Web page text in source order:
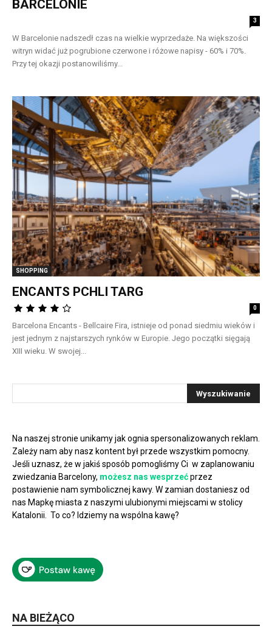
BARCELONIE
3
W Barcelonie nadszedł czas na wielkie wyprzedaże. Na większości
witryn widać już pogrubione czerwone i różowe napisy - 60% i 70%.
Przy tej okazji postanowiliśmy...
SHOPPING
ENCANTS PCHLI TARG
0
Barcelona Encants - Bellcaire Fira, istnieje od ponad siedmiu wieków i
jest jednym z najstarszych rynków w Europie. Jego początki sięgają
XIII wieku. W swojej...
Na naszej stronie unikamy jak ognia spersonalizowanych reklam.
Zależy nam aby nasz kontent był przede wszystkim pomocny.
Jeśli uznasz, że w jakiś sposób pomogliśmy Ci w zaplanowaniu
zwiedzania Barcelony, możesz nas wesprzećprzez
postawienie nam symbolicznej kawy. W zamian dostaniesz od
nas Mapkę miasta z naszymi ulubionymi miejscami w stolicy
Katalonii. To co? Idziemy na wspólna kawę?
NA BIEŻĄCO